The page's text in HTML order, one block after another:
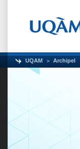
UQAM Archipel